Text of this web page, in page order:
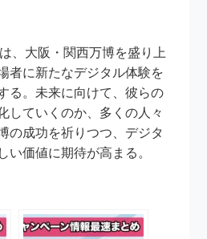
、大阪・関西万博を盛り上
者に新たなデジタル体験を
る。未来に向けて、彼らの
していくのか、多くの人々
の成功を祈りつつ、デジタ
い価値に期待が高まる。